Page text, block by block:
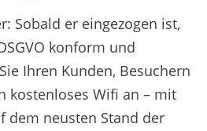
Sobald er eingezogen ist,
konform und
Ihren Kunden, Besuchern
kostenloses Wifi an – mit
dem neusten Stand der